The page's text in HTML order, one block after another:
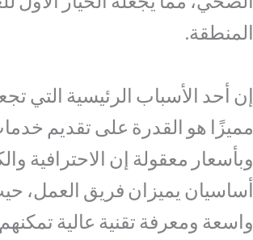
المنطقة.
إن أحد الأسباب الرئيسية التي
مميزًا هو القدرة على تقديم
وبأسعار معقولة إن الاحترافية
أساسيان يميزان فريق العمل،
واسعة ومعرفة تقنية عالية